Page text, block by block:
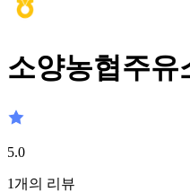
소양농협주유
5.0
1개의 리뷰